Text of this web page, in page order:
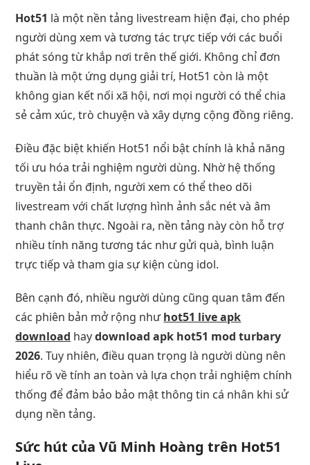
Hot51 là một nền tảng livestream hiện đại, cho phép
người dùng xem và tương tác trực tiếp với các buổi
phát sóng từ khắp nơi trên thế giới. Không chỉ đơn
thuần là một ứng dụng giải trí, Hot51 còn là một
không gian kết nối xã hội, nơi mọi người có thể chia
sẻ cảm xúc, trò chuyện và xây dựng cộng đồng riêng.
Điều đặc biệt khiến Hot51 nổi bật chính là khả năng
tối ưu hóa trải nghiệm người dùng. Nhờ hệ thống
truyền tải ổn định, người xem có thể theo dõi
livestream với chất lượng hình ảnh sắc nét và âm
thanh chân thực. Ngoài ra, nền tảng này còn hỗ trợ
nhiều tính năng tương tác như gửi quà, bình luận
trực tiếp và tham gia sự kiện cùng idol.
Bên cạnh đó, nhiều người dùng cũng quan tâm đến
các phiên bản mở rộng nhưhot51 live apk
download haydownload apk hot51 mod turbary
2026. Tuy nhiên, điều quan trọng là người dùng nên
hiểu rõ về tính an toàn và lựa chọn trải nghiệm chính
thống để đảm bảo bảo mật thông tin cá nhân khi sử
dụng nền tảng.
Sức hút của Vũ Minh Hoàng trên Hot51